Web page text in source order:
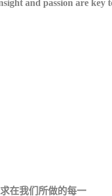
and passion are
在我们所做的每一